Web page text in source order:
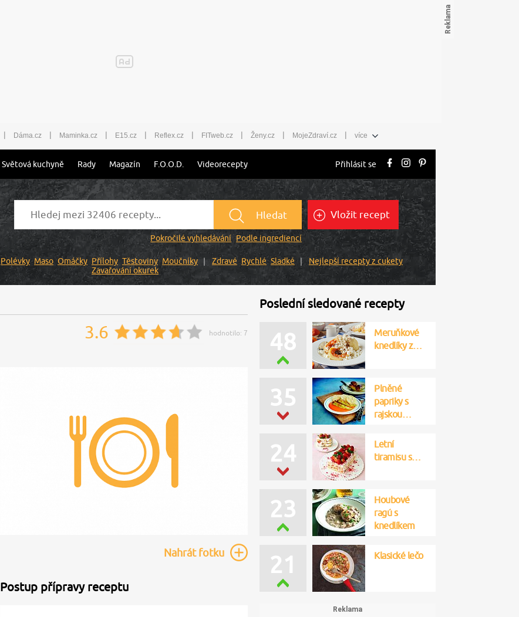
| Dáma.cz | Maminka.cz | E15.cz | Reflex.cz | FITweb.cz | Ženy.cz | MojeZdraví.cz | více
Světová kuchyně Rady Magazín F.O.O.D. Videorecepty Přihlásit se
Hledat
Pokročilé vyhledávání Podle ingrediencí
Vložit recept
Polévky Maso Omáčky Přílohy Těstoviny Moučníky Zdravé Rychlé Sladké
Nejlepší recepty z cukety
Zavařování okurek
3.6 hodnotilo: 7
Nahrátfotku
Postup přípravy receptu
Poslední sledované recepty
48
Meruňkové
knedlíky z…
35
Plněné
papriky s
rajskou…
24
Letní
tiramisu s…
23
Houbové
ragú s
knedlíkem
21 Klasické lečo